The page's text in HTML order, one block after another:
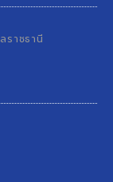
าชธานี